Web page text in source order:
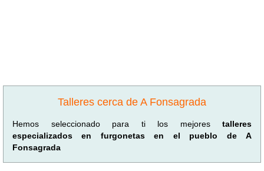
Talleres cerca de A Fonsagrada
Hemos seleccionado para ti los mejores talleres
especializados en furgonetas en el pueblo de A
Fonsagrada